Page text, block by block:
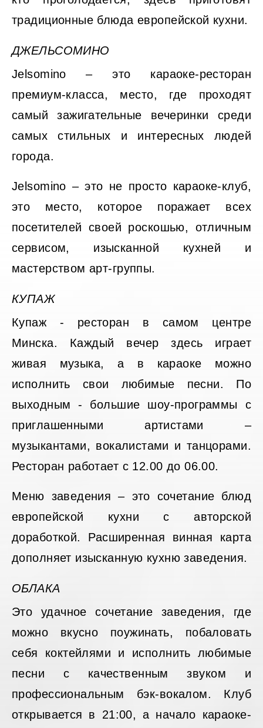
традиционные блюда европейской кухни.
ДЖЕЛЬСОМИНО
Jelsomino – это караоке-ресторан
премиум-класса, место, где проходят
самый зажигательные вечеринки среди
самых стильных и интересных людей
города.
Jelsomino – это не просто караоке-клуб,
это место, которое поражает всех
посетителей своей роскошью, отличным
сервисом, изысканной кухней и
мастерством арт-группы.
КУПАЖ
Купаж - ресторан в самом центре
Минска. Каждый вечер здесь играет
живая музыка, а в караоке можно
исполнить свои любимые песни. По
выходным - большие шоу-программы с
приглашенными артистами –
музыкантами, вокалистами и танцорами.
Ресторан работает с 12.00 до 06.00.
Меню заведения – это сочетание блюд
европейской кухни с авторской
доработкой. Расширенная винная карта
дополняет изысканную кухню заведения.
ОБЛАКА
Это удачное сочетание заведения, где
можно вкусно поужинать, побаловать
себя коктейлями и исполнить любимые
песни с качественным звуком и
профессиональным бэк-вокалом. Клуб
открывается в 21:00, а начало караоке-